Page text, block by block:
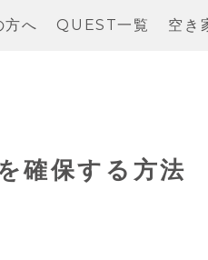
方へ QUEST一覧 空き
確保する方法